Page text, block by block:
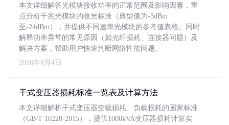
本文详细解答光模块接收功率的正常范围及影响因素，重
点分析千兆光模块的收光标准（典型值为-3dBm
至-24dBm），并提供不同速率光模块的参考值表格。同时
解释功率异常的常见原因（如光纤损耗、连接器问题）及
解决方案，帮助用户快速判断网络性能问题。
2026年8月4日
干式变压器损耗标准一览表及计算方法
本文详细解析干式变压器空载损耗、负载损耗的国家标准
（GB/T 10228-2015），提供1000kVA变压器损耗计算实